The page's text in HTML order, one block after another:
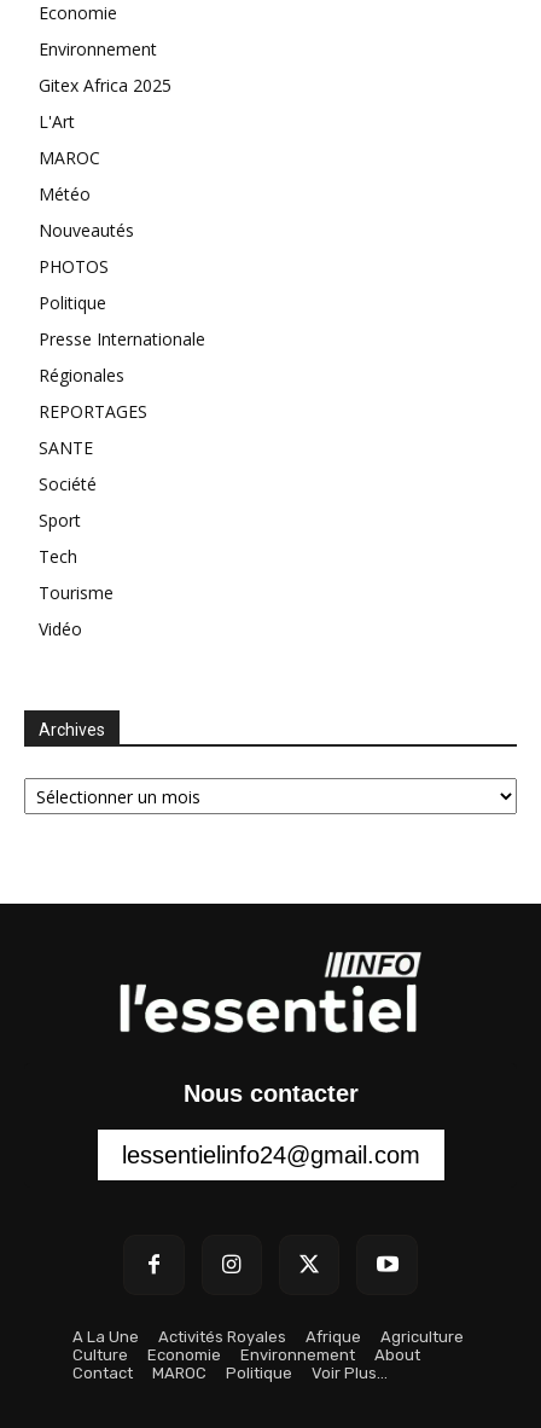
Economie
Environnement
Gitex Africa 2025
L'Art
MAROC
Météo
Nouveautés
PHOTOS
Politique
Presse Internationale
Régionales
REPORTAGES
SANTE
Société
Sport
Tech
Tourisme
Vidéo
Archives
Archives
Nous contacter
lessentielinfo24@gmail.com
A La Une Activités Royales Afrique
Agriculture
Culture
Economie Environnement
About
Contact
MAROC Politique Voir Plus…